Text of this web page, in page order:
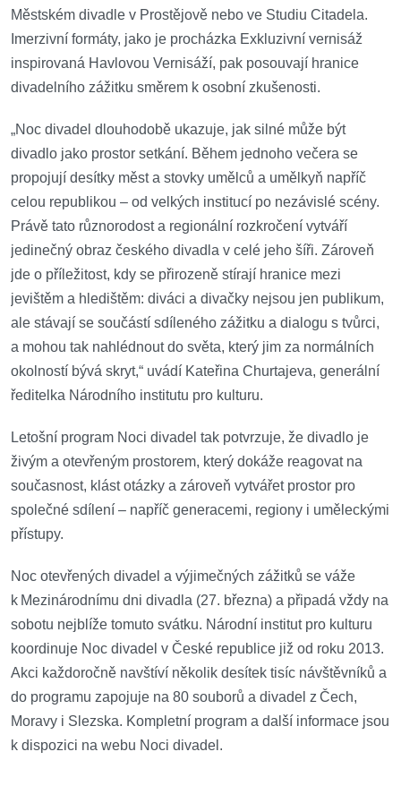
Městském divadle v Prostějově nebo ve Studiu Citadela.
Imerzivní formáty, jako je procházka Exkluzivní vernisáž
inspirovaná Havlovou Vernisáží, pak posouvají hranice
divadelního zážitku směrem k osobní zkušenosti.
„Noc divadel dlouhodobě ukazuje, jak silné může být
divadlo jako prostor setkání. Během jednoho večera se
propojují desítky měst a stovky umělců a umělkyň napříč
celou republikou – od velkých institucí po nezávislé scény.
Právě tato různorodost a regionální rozkročení vytváří
jedinečný obraz českého divadla v celé jeho šíři. Zároveň
jde o příležitost, kdy se přirozeně stírají hranice mezi
jevištěm a hledištěm: diváci a divačky nejsou jen publikum,
ale stávají se součástí sdíleného zážitku a dialogu s tvůrci,
a mohou tak nahlédnout do světa, který jim za normálních
okolností bývá skryt,“ uvádí Kateřina Churtajeva, generální
ředitelka Národního institutu pro kulturu.
Letošní program Noci divadel tak potvrzuje, že divadlo je
živým a otevřeným prostorem, který dokáže reagovat na
současnost, klást otázky a zároveň vytvářet prostor pro
společné sdílení – napříč generacemi, regiony i uměleckými
přístupy.
Noc otevřených divadel a výjimečných zážitků se váže
k Mezinárodnímu dni divadla (27. března) a připadá vždy na
sobotu nejblíže tomuto svátku. Národní institut pro kulturu
koordinuje Noc divadel v České republice již od roku 2013.
Akci každoročně navštíví několik desítek tisíc návštěvníků a
do programu zapojuje na 80 souborů a divadel z Čech,
Moravy i Slezska. Kompletní program a další informace jsou
k dispozici na webu Noci divadel.